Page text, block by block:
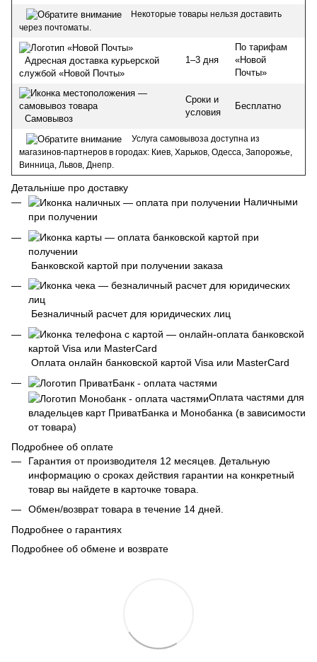
Некоторые товары нельзя доставить
через почтоматы.
Адресная доставка курьерской
службой «Новой Почты»
1–3 дня
По тарифам
«Новой
Почты»
Самовывоз
Сроки и
условия
Бесплатно
Услуга самовывоза доступна из
магазинов-партнеров в городах: Киев, Харьков, Одесса, Запорожье,
Винница, Львов, Днепр.
Детальніше про доставку
Наличными
при получении
Банковской картой при получении заказа
Безналичный расчет для юридических лиц
Оплата онлайн банковской картой Visa или MasterCard
Оплата частями для
владельцев карт ПриватБанка и Монобанка (в зависимости
от товара)
Подробнее об оплате
Гарантия от производителя 12 месяцев. Детальную
информацию о сроках действия гарантии на конкретный
товар вы найдете в карточке товара.
Обмен/возврат товара в течение 14 дней.
Подробнее о гарантиях
Подробнее об обмене и возврате